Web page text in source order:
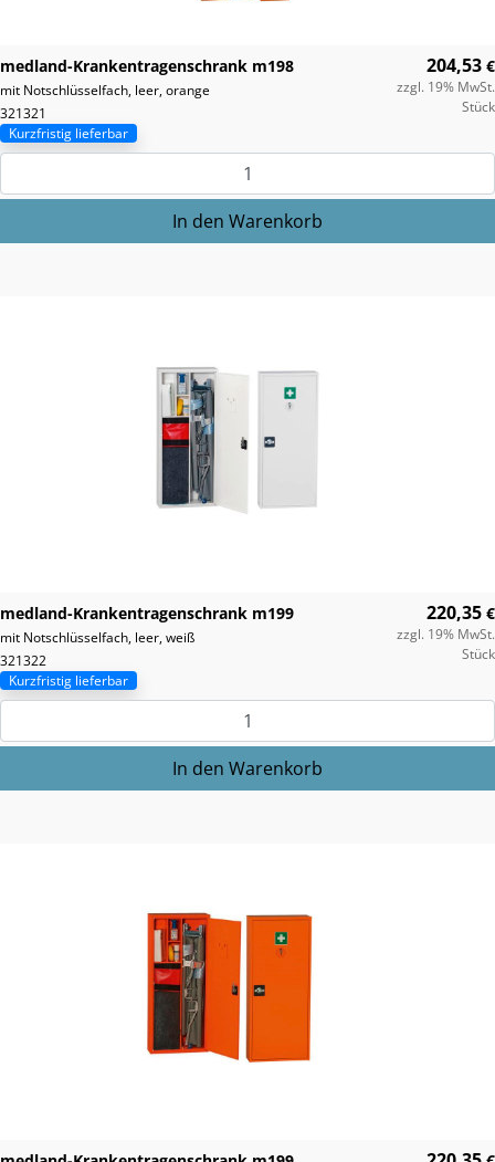
medland-Krankentragenschrank m198
mit Notschlüsselfach, leer, orange
321321
204,53 €
zzgl. 19% MwSt.
Stück
Kurzfristig lieferbar
medland-Krankentragenschrank m199
mit Notschlüsselfach, leer, weiß
321322
220,35 €
zzgl. 19% MwSt.
Stück
Kurzfristig lieferbar